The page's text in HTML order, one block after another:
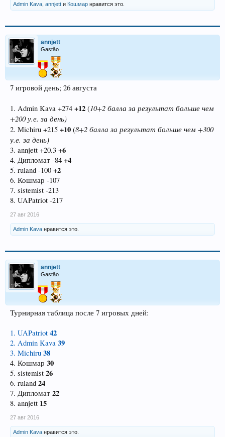
Admin Kava annjett и Кошмар нравится это.
annjett
Gastão
7 игровой день; 26 августа
1. Admin Kava +274 +12 (10+2 балла за результат больше чем
+200 у.е. за день)
2. Michiru +215 +10 (8+2 балла за результат больше чем +300
у.е. за день)
3. annjett +20.3 +6
4. Дипломат -84 +4
5. ruland -100 +2
6. Кошмар -107
7. sistemist -213
8. UAPatriot -217
27 авг 2016
Admin Kava нравится это.
annjett
Gastão
Турнирная таблица после 7 игровых дней:
1. UAPatriot 42
2. Admin Kava 39
3. Michiru 38
4. Кошмар 30
5. sistemist 26
6. ruland 24
7. Дипломат 22
8. annjett 15
27 авг 2016
Admin Kava нравится это.